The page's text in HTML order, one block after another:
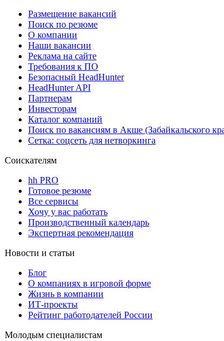
Размещение вакансий
Поиск по резюме
О компании
Наши вакансии
Реклама на сайте
Требования к ПО
Безопасный HeadHunter
HeadHunter API
Партнерам
Инвесторам
Каталог компаний
Поиск по вакансиям в Акше (Забайкальского
Сетка: соцсеть для нетворкинга
Соискателям
hh PRO
Готовое резюме
Все сервисы
Хочу у вас работать
Производственный календарь
Экспертная рекомендация
Новости и статьи
Блог
О компаниях в игровой форме
Жизнь в компании
ИТ-проекты
Рейтинг работодателей России
Молодым специалистам